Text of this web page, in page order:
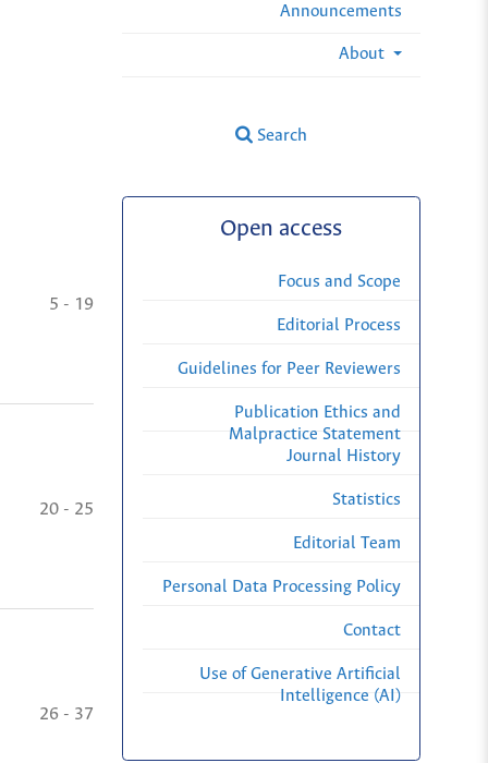
Announcements
About
Search
5 - 19
20 - 25
26 - 37
Open access
Focus and Scope
Editorial Process
Guidelines for Peer Reviewers
Publication Ethics and
Malpractice Statement
Journal History
Statistics
Editorial Team
Personal Data Processing Policy
Contact
Use of Generative Artificial
Intelligence (AI)